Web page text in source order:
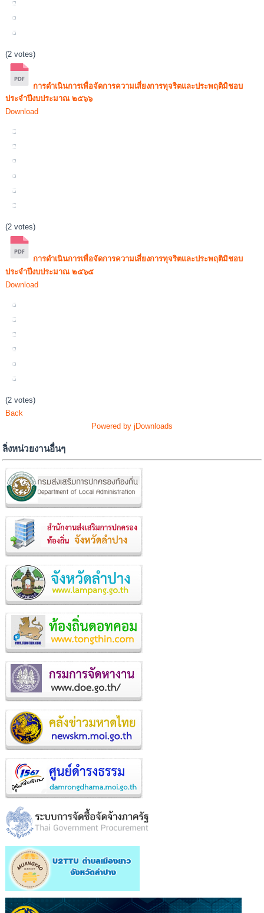
(2 votes)
การดำเนินการเพื่อจัดการความเสี่ยงการทุจริตและประพฤติมิชอบ
ประจำปีงบประมาณ ๒๕๖๖
Download
(2 votes)
การดำเนินการเพื่อจัดการความเสี่ยงการทุจริตและประพฤติมิชอบ
ประจำปีงบประมาณ ๒๕๖๕
Download
(2 votes)
Back
Powered by jDownloads
ลิ่งหน่วยงานอื่นๆ